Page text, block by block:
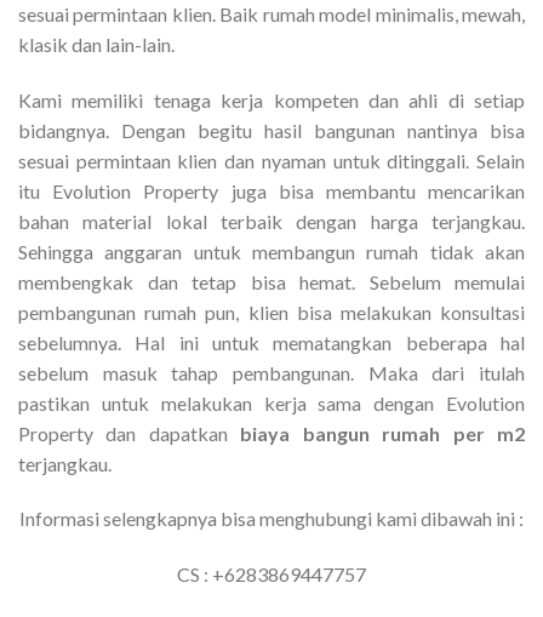
sesuai permintaan klien. Baik rumah model minimalis, mewah,
klasik dan lain-lain.
Kami memiliki tenaga kerja kompeten dan ahli di setiap
bidangnya. Dengan begitu hasil bangunan nantinya bisa
sesuai permintaan klien dan nyaman untuk ditinggali. Selain
itu Evolution Property juga bisa membantu mencarikan
bahan material lokal terbaik dengan harga terjangkau.
Sehingga anggaran untuk membangun rumah tidak akan
membengkak dan tetap bisa hemat. Sebelum memulai
pembangunan rumah pun, klien bisa melakukan konsultasi
sebelumnya. Hal ini untuk mematangkan beberapa hal
sebelum masuk tahap pembangunan. Maka dari itulah
pastikan untuk melakukan kerja sama dengan Evolution
Property dan dapatkan biaya bangun rumah per m2
terjangkau.
Informasi selengkapnya bisa menghubungi kami dibawah ini :
CS : +6283869447757